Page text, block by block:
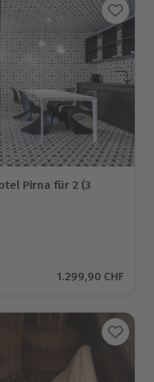
Pirna für 2 (3
Aktueller Preis
1.299,90 CHF